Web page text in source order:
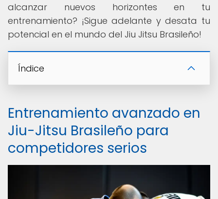
alcanzar nuevos horizontes en tu
entrenamiento? ¡Sigue adelante y desata tu
potencial en el mundo del Jiu Jitsu Brasileño!
Índice
Entrenamiento avanzado en
Jiu-Jitsu Brasileño para
competidores serios